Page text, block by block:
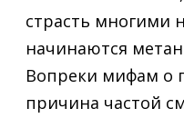
страсть многими
начинаются
Вопреки мифам о
причина частой